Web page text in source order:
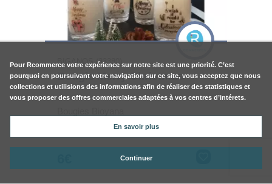
BIGANOS (33380)
Bougie Merry Christmas
Pour Rcommerce votre expérience sur notre site est une priorité. C’est
pourquoi en poursuivant votre navigation sur ce site, vous acceptez que nous
collections et utilisions des informations afin de réaliser des statistiques et
vous proposer des offres commerciales adaptées à vos centres d’intérets.
En savoir plus
Continuer